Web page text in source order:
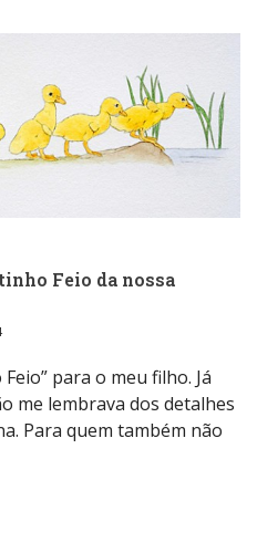
Feio da nossa
para o meu filho. Já
me lembrava dos detalhes
Para quem também não